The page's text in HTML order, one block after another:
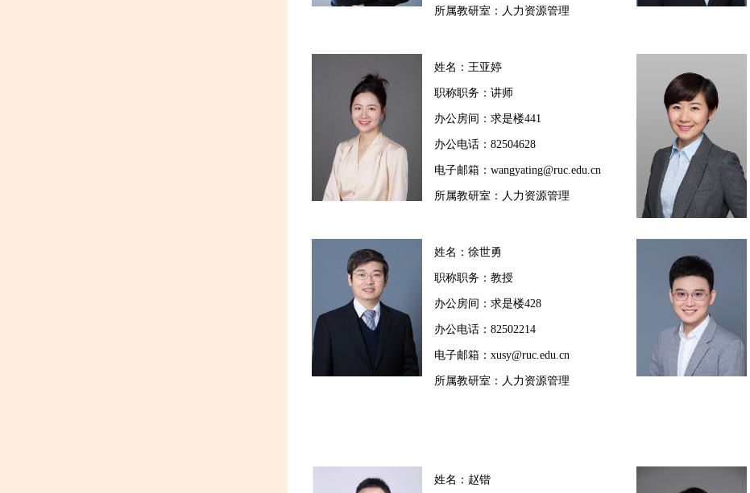
所属教研室：人力资源管理
姓名：王亚婷
职称职务：讲师
办公房间：求是楼441
办公电话：82504628
电子邮箱：wangyating@ruc.edu.cn
所属教研室：人力资源管理
姓名：徐世勇
职称职务：教授
办公房间：求是楼428
办公电话：82502214
电子邮箱：xusy@ruc.edu.cn
所属教研室：人力资源管理
姓名：赵锴